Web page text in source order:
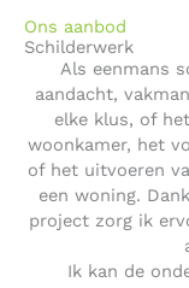
Ons aanbod
Schilderwerk
Als eenmans
aandacht,
elke klus, of
woonkamer, het
of het uitvoeren
een woning.
project zorg ik
Ik kan de